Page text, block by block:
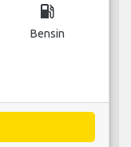
local_gas_station
Bensin